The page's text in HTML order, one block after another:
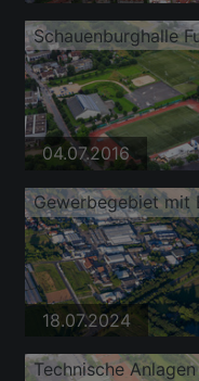
04.07.2016
18.07.2024
Technische